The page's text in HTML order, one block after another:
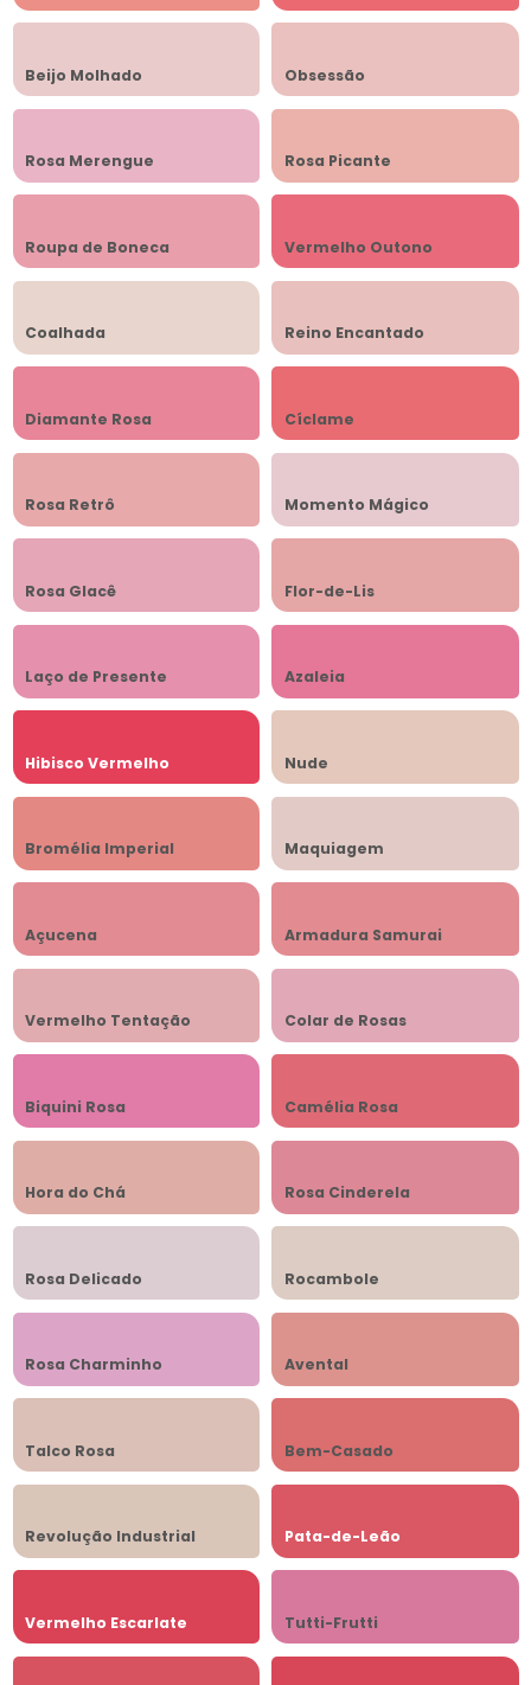
Beijo Molhado Obsessão
Rosa Merengue Rosa Picante
Roupa de Boneca Vermelho Outono
Coalhada Reino Encantado
Diamante Rosa Cíclame
Rosa Retrô Momento Mágico
Rosa Glacê Flor-de-Lis
Laço de Presente Azaleia
Hibisco Vermelho Nude
Bromélia Imperial Maquiagem
Açucena Armadura Samurai
Vermelho Tentação Colar de Rosas
Biquini Rosa Camélia Rosa
Hora do Chá Rosa Cinderela
Rosa Delicado Rocambole
Rosa Charminho Avental
Talco Rosa Bem-Casado
Revolução Industrial Pata-de-Leão
Vermelho Escarlate Tutti-Frutti